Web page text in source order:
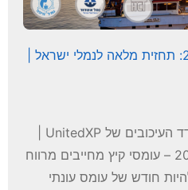
מדד העיכובים אוגוסט 2026: תחזית מלאה לנמלי ישראל |
תחזית תפעולית אוגוסט 2026 – עומסי קיץ מחייבים מרווח
2026 צפוי להיות חודש של עומס עונתי